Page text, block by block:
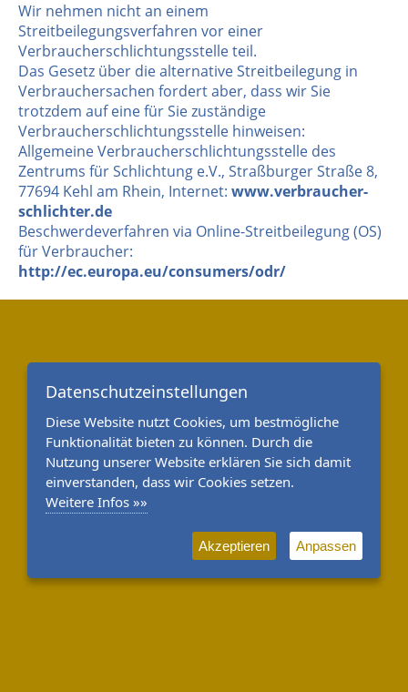
Wir nehmen nicht an einem
Streitbeilegungsverfahren vor einer
Verbraucherschlichtungsstelle teil.
Das Gesetz über die alternative Streitbeilegung in
Verbrauchersachen fordert aber, dass wir Sie
trotzdem auf eine für Sie zuständige
Verbraucherschlichtungsstelle hinweisen:
Allgemeine Verbraucherschlichtungsstelle des
Zentrums für Schlichtung e.V., Straßburger Straße 8,
77694 Kehl am Rhein, Internet: www.verbraucher-
schlichter.de
Beschwerdeverfahren via Online-Streitbeilegung (OS)
für Verbraucher:
http://ec.europa.eu/consumers/odr/
Datenschutzeinstellungen
Diese Website nutzt Cookies, um bestmögliche
Funktionalität bieten zu können. Durch die
Nutzung unserer Website erklären Sie sich damit
einverstanden, dass wir Cookies setzen.
Weitere Infos »»
Akzeptieren Anpassen